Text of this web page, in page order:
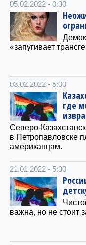
05.02.2022 - 0:30
«запугивает
03.02.2022 - 5:00
где
Северо-
в Петропавловске
американцам.
21.01.2022 - 5:30
важна, но не стоит